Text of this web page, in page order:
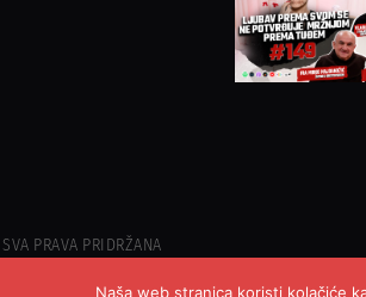
PRAVA PRIDRŽANA
Naša web stranica koristi kolačiće